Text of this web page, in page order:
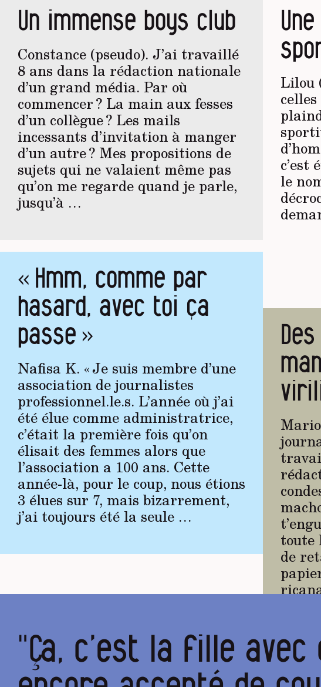
Un immense boys club
Constance (pseudo). J’ai travaillé
8 ans dans la rédaction nationale
d’un grand média. Par où
commencer ? La main aux fesses
d’un collègue ? Les mails
incessants d’invitation à manger
d’un autre ? Mes propositions de
sujets qui ne valaient même pas
qu’on me regarde quand je parle,
jusqu’à …
Lilou
c’est
le
« Hmm, comme par
hasard, avec toi ça
passe »
Nafisa K. « Je suis membre d’une
association de journalistes
professionnel.le.s. L’année où j’ai
été élue comme administratrice,
c’était la première fois qu’on
élisait des femmes alors que
l’association a 100 ans. Cette
année-là, pour le coup, nous étions
3 élues sur 7, mais bizarrement,
j’ai toujours été la seule …
toute
de
"Ça, c’est la fille avec